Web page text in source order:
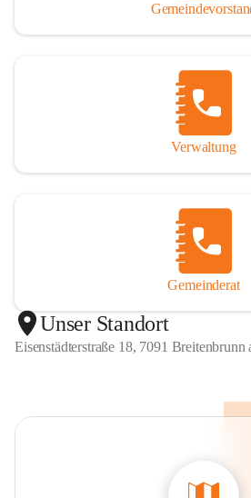
Verwaltung
Gemeinderat
Unser Standort
Eisenstädterstraße 18, 7091